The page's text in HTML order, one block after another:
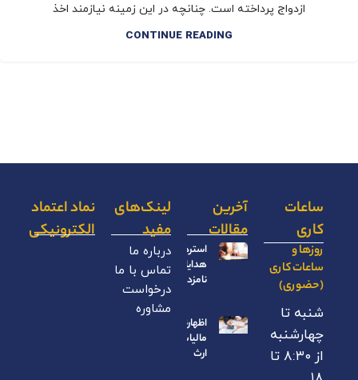
ازدواج پرداخته است. چنانچه در این زمینه نیازمند اخذ
CONTINUE READING
ساعات
کاری
روزها و
ساعات کاری
(حضوری)
شنبه تا
چهارشنبه
از ۸:۳۰ تا
آخرین
مقالات
استرداد
هدایای
نامزدی
اظهارنامه
مالیات بر
ارث
لینک‌های
مفید
درباره ما
تماس با ما
درخواست
مشاوره
نماد اعتماد
الکترونیکی